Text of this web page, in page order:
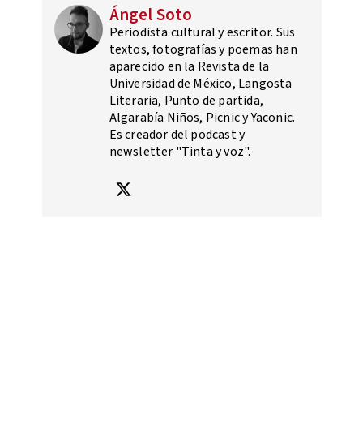
Ángel Soto
Periodista cultural y escritor. Sus
textos, fotografías y poemas han
aparecido en la Revista de la
Universidad de México, Langosta
Literaria, Punto de partida,
Algarabía Niños, Picnic y Yaconic.
Es creador del podcast y
newsletter "Tinta y voz".